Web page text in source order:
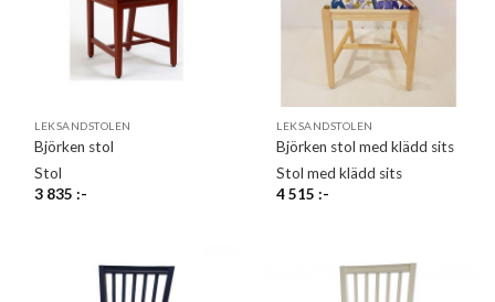
LEKSANDSTOLEN
Björken stol
Stol
3 835:-
LEKSANDSTOLEN
Björken stol med klädd sits
Stol med klädd sits
4 515:-